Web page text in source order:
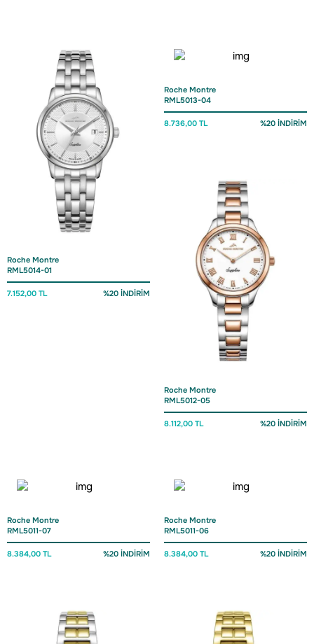
Roche Montre
RML5014-01
7.152,00 TL %20 İNDİRİM
Roche Montre
RML5013-04
8.736,00 TL %20 İNDİRİM
Roche Montre
RML5012-05
8.112,00 TL %20 İNDİRİM
Roche Montre
RML5011-07
8.384,00 TL %20 İNDİRİM
Roche Montre
RML5011-06
8.384,00 TL %20 İNDİRİM